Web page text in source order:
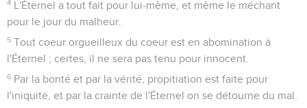
4 L'Éternel a tout fait pour lui-même, et même le méchant
pour le jour du malheur.
5 Tout coeur orgueilleux du coeur est en abomination à
l'Éternel ; certes, il ne sera pas tenu pour innocent.
6 Par la bonté et par la vérité, propitiation est faite pour
l'iniquité, et par la crainte de l'Éternel on se détourne du mal.